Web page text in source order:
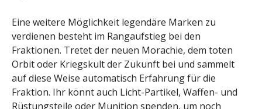
Eine weitere Möglichkeit legendäre Marken zu
verdienen besteht im Rangaufstieg bei den
Fraktionen. Tretet der neuen Morachie, dem toten
Orbit oder Kriegskult der Zukunft bei und sammelt
auf diese Weise automatisch Erfahrung für die
Fraktion. Ihr könnt auch Licht-Partikel, Waffen- und
Rüstungsteile oder Munition spenden, um noch